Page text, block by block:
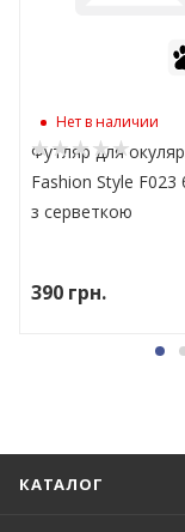
Нет в наличии
Футляр для
Fashion Style F023 бежевий
з серветкою
390 грн.
КАТАЛОГ